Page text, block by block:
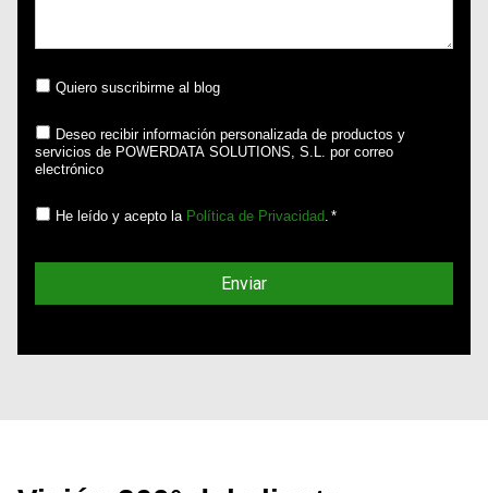
Quiero suscribirme al blog
Deseo recibir información personalizada de productos y
servicios de POWERDATA SOLUTIONS, S.L. por correo
electrónico
He leído y acepto la Política de Privacidad. *